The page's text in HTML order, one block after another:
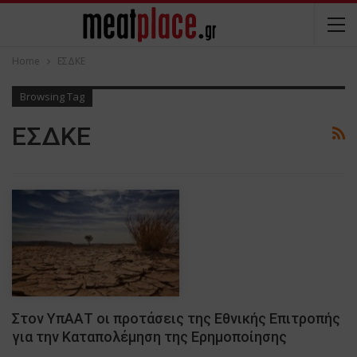
Home ΕΣΔΚΕ
Browsing Tag
ΕΣΔΚΕ
Στον ΥπΑΑΤ οι προτάσεις της Εθνικής Επιτροπής
για την Καταπολέμηση της Ερημοποίησης